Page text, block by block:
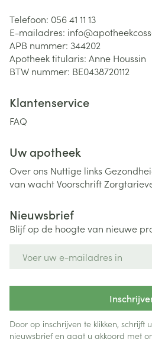
Telefoon: 056 41 11 13
E-mailadres: info@
APB nummer: 344202
Apotheek titularis: Anne Houssin
BTW nummer: BE0438720112
Klantenservice
FAQ
Uw apotheek
Over ons Nuttige links
van wachtVoorschrift
Nieuwsbrief
Blijf op de hoogte van nieuwe
Door op inschrijven te klikken, schrijft
nieuwsbrief en gaat u akkoord met